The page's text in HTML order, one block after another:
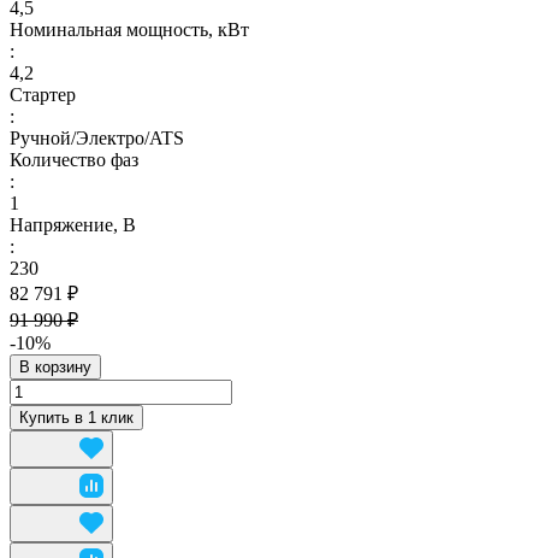
4,5
Номинальная мощность, кВт
:
4,2
Стартер
:
Ручной/Электро/ATS
Количество фаз
:
1
Напряжение, В
:
230
82 791 ₽
91 990 ₽
-10%
В корзину
Купить в 1 клик